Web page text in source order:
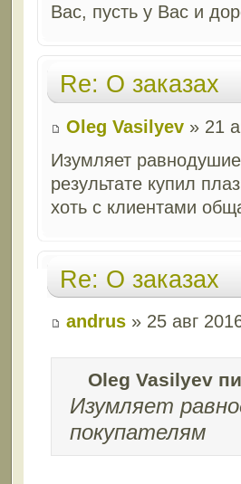
Вас, пусть у Вас и
Re: О заказах
Oleg Vasilyev» 21
Изумляет
результате купил
хоть с клиентами
Re: О заказах
andrus» 25 авг
Oleg Vasilyev
Изумляет
покупателям